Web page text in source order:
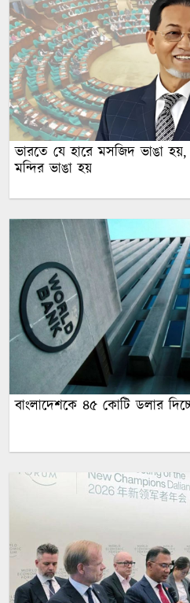
ভারতে যে হারে মসজিদ ভাঙা হয়,
মন্দির ভাঙা হয়
বাংলাদেশকে ৪৫ কোটি ডলার